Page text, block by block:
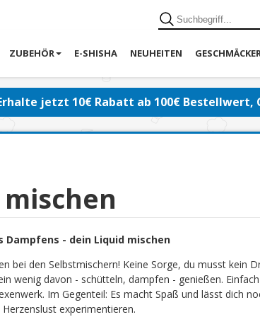
ZUBEHÖR E-SHISHA NEUHEITEN
jetzt 10€ Rabatt ab 100€ Bestellwert,
Dampfens - dein Liquid mischen
bei den Selbstmischern! Keine Sorge, du musst kein
wenig davon - schütteln, dampfen - genießen.
Im Gegenteil: Es macht Spaß und lässt dich
experimentieren.